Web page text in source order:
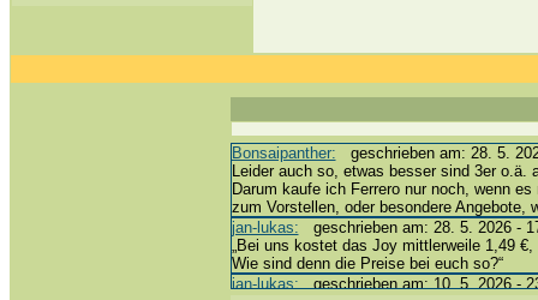
Bonsaipanther: geschrieben am: 28. 5.
Leider auch so, etwas besser sind 3er o.ä.
Darum kaufe ich Ferrero nur noch, wenn
zum Vorstellen, oder besondere Angebote,
jan-lukas: geschrieben am: 28. 5. 2026 -
„Bei uns kostet das Joy mittlerweile 1,49
Wie sind denn die Preise bei euch so?“
jan-lukas:geschrieben am: 10. 5. 2026 -